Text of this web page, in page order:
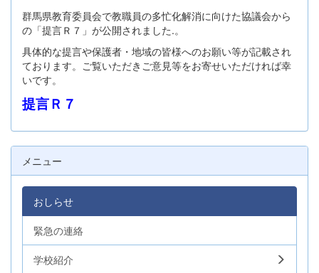
群馬県教育委員会で教職員の多忙化解消に向けた協議会から
の「提言Ｒ７」が公開されました.。
具体的な提言や保護者・地域の皆様へのお願い等が記載され
ております。ご覧いただきご意見等をお寄せいただければ幸
いです。
提言Ｒ７
メニュー
おしらせ
緊急の連絡
学校紹介